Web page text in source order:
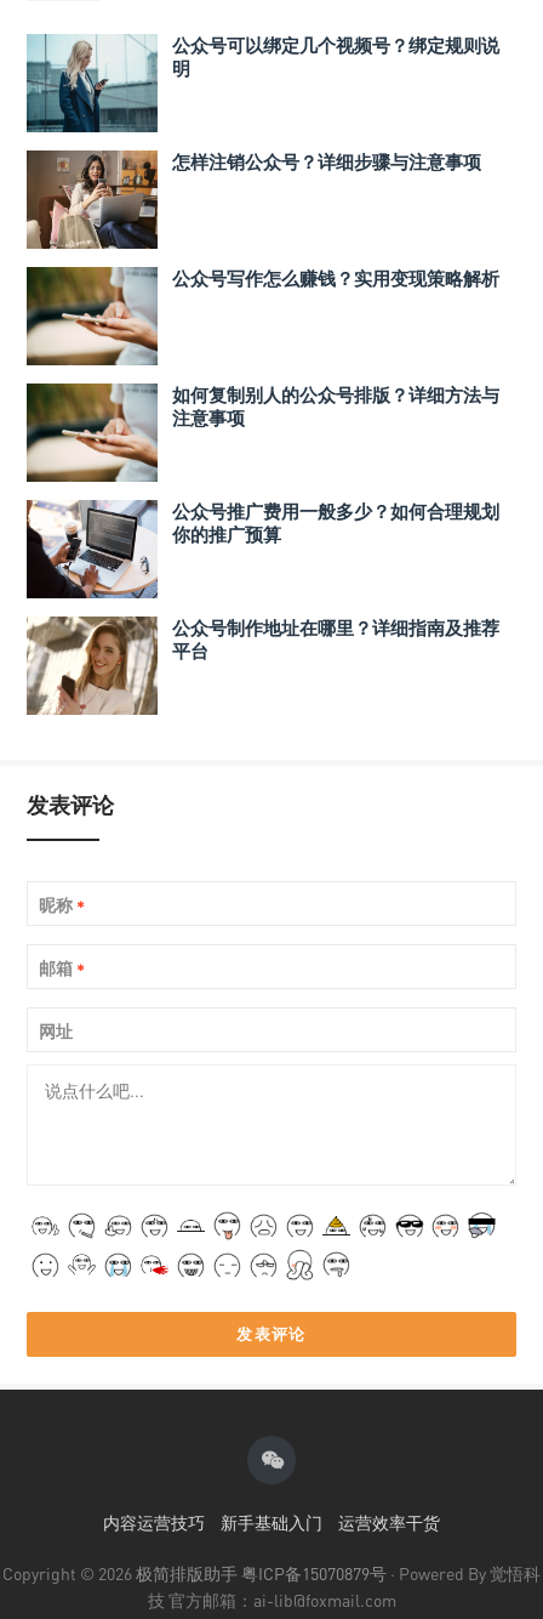
公众号可以绑定几个视频号？绑定规则说
明
怎样注销公众号？详细步骤与注意事项
公众号写作怎么赚钱？实用变现策略解析
如何复制别人的公众号排版？详细方法与
注意事项
公众号推广费用一般多少？如何合理规划
你的推广预算
公众号制作地址在哪里？详细指南及推荐
平台
发表评论
昵称 *
邮箱 *
网址
内容运营技巧 新手基础入门 运营效率干货
Copyright © 2026极简排版助手粤ICP备15070879号 · Powered By 觉悟科
技 官方邮箱：ai-lib@foxmail.com